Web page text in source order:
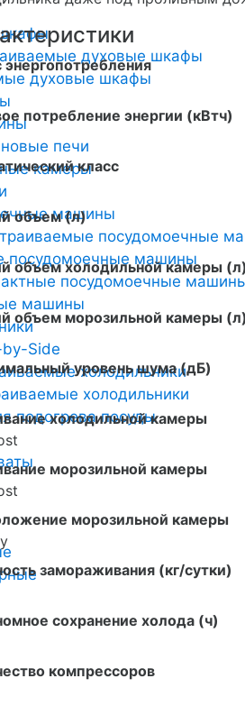
духовые шкафы
духовые шкафы
печи
камеры
машины
посудомоечные
посудомоечные машины
посудомоечные
машины
Side
холодильники
холодильники
подогрева посуды
энергопотребления
потребление энергии (кВтч)
класс
объем (л)
объем холодильной камеры (л)
объем морозильной камеры (л)
уровень шума (дБ)
холодильной камеры
морозильной камеры
морозильной камеры
замораживания (кг/сутки)
сохранение холода (ч)
компрессоров